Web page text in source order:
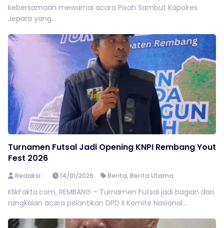
kebersamaan mewarnai acara Pisah Sambut Kapolres
Jepara yang...
Turnamen Futsal Jadi Opening KNPI Rembang Yout
Fest 2026
Redaksi 14/01/2026 Berita,Berita Utama
KlikFakta.com, REMBANG – Turnamen Futsal jadi bagian dari
rangkaian acara pelantikan DPD II Komite Nasional...